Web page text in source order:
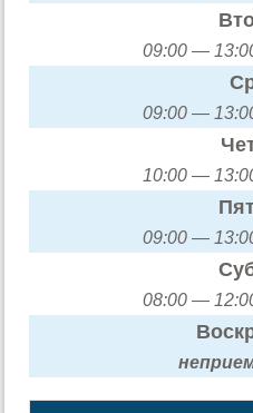
09:00 —
09:00 —
10:00 —
09:00 —
08:00 —